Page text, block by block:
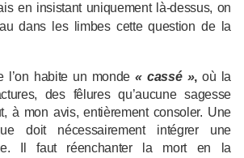
en insistant uniquement là-dessus, on
dans les limbes cette question de la
l’on habite un monde« cassé »,où la
des fêlures qu’aucune sagesse
à mon avis, entièrement consoler. Une
doit nécessairement intégrer une
Il faut réenchanter la mort en la